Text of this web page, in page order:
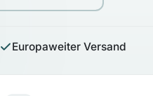
Europaweiter Versand